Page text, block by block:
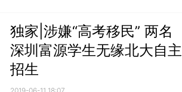
独家|涉嫌“高考移民” 两名
深圳富源学生无缘北大自主
招生